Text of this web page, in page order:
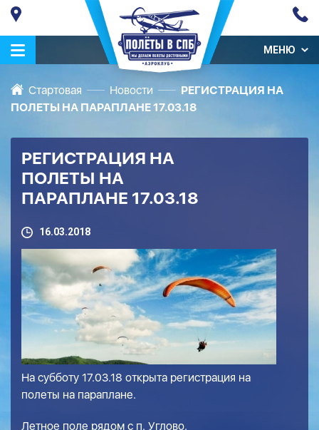
МЕНЮ
Стартовая Новости
РЕГИСТРАЦИЯ НА
ПОЛЕТЫ НА ПАРАПЛАНЕ 17.03.18
РЕГИСТРАЦИЯ НА
ПОЛЕТЫ НА
ПАРАПЛАНЕ 17.03.18
16.03.2018
На субботу 17.03.18 открыта регистрация на
полеты на параплане.
Летное поле рядом с п. Углово.